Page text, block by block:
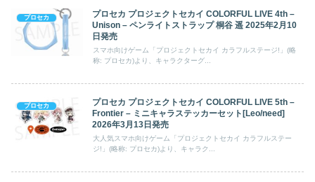
プロセカ
プロセカ プロジェクトセカイ COLORFUL LIVE 4th –
Unison – ペンライトストラップ 桐谷 遥 2025年2月10
日発売
スマホ向けゲーム「プロジェクトセカイ カラフルステージ!」(略
称: プロセカ)より、キャラクターグ...
プロセカ
プロセカ プロジェクトセカイ COLORFUL LIVE 5th –
Frontier – ミニキャラステッカーセット[Leo/need]
2026年3月13日発売
大人気スマホ向けゲーム「プロジェクトセカイ カラフルステー
ジ!」(略称: プロセカ)より、キャラク...